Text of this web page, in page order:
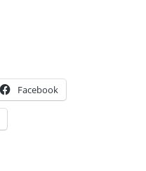
Facebook